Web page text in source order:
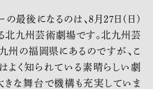
の最後になるのは、8月27日(日)
北九州芸術劇場です。北九州芸
州の福岡県にあるのですが、こ
よく知られている素晴らしい劇
きな舞台で機構も充実していま